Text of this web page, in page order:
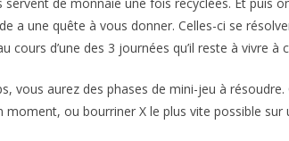
a une quête à vous donner. Celles-ci se
cours d’une des 3 journées qu’il reste à vivre à
vous aurez des phases de mini-jeu à
moment, ou bourriner X le plus vite possible sur